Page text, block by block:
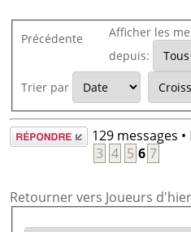
Précédente
Afficher les
depuis:
Trier par
Répondre 129 messages •
3 4 5 6 7
Retourner vers Joueurs